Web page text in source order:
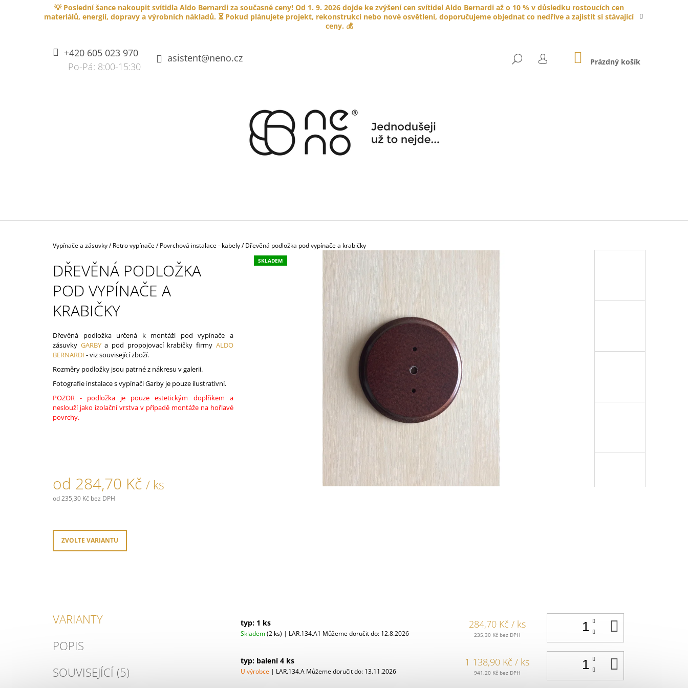
💡 Poslední šance nakoupit svítidla Aldo Bernardi za současné ceny! Od 1. 9. 2026 dojde ke zvýšení cen svítidel Aldo Bernardi až o 10 % v důsledku rostoucích cen
materiálů, energií, dopravy a výrobních nákladů. ⏳ Pokud plánujete projekt, rekonstrukci nebo nové osvětlení, doporučujeme objednat co nedříve a zajistit si stávající
ceny. 💰
+420 605 023 970 asistent@neno.cz HLEDAT
PŘIHLÁŠENÍ
NÁKUPNÍ
KOŠÍK
Prázdný košík
Domů
Vypínače a zásuvky/ Retro vypínače/ Povrchová instalace - kabely/ Dřevěná podložka pod vypínače a krabičky
DŘEVĚNÁ PODLOŽKA
POD VYPÍNAČE A
KRABIČKY
SKLADEM
Dřevěná podložka určená k montáži pod vypínače a
zásuvky GARBYa pod propojovací krabičky firmy ALDO
BERNARDI - viz související zboží.
Rozměry podložky jsou patrné z nákresu v galerii.
Fotografie instalace s vypínači Garby je pouze ilustrativní.
POZOR - podložka je pouze estetickým doplňkem a
neslouží jako izolační vrstva v případě montáže na hořlavé
povrchy.
od 284,70 Kč / ks
od235,30 Kč bez DPH
ZVOLTE VARIANTU
VARIANTY
POPIS
SOUVISEJÍCÍ (5)
typ: 1 ks
Skladem(2 ks) | LAR.134.A1 Můžeme doručit do: 12.8.2026
284,70 Kč / ks
235,30 Kč bez DPH
typ: balení 4 ks
U výrobce | LAR.134.A Můžeme doručit do: 13.11.2026
1 138,90 Kč / ks
941,20 Kč bez DPH
ZPĚT
ZPĚT
CO POTŘEBUJETE NAJÍT?
DOPORUČUJEME
OHNIVZDORNOU IZOLACÍ - HNĚDÝ
COLONIAL
HNĚDÁ